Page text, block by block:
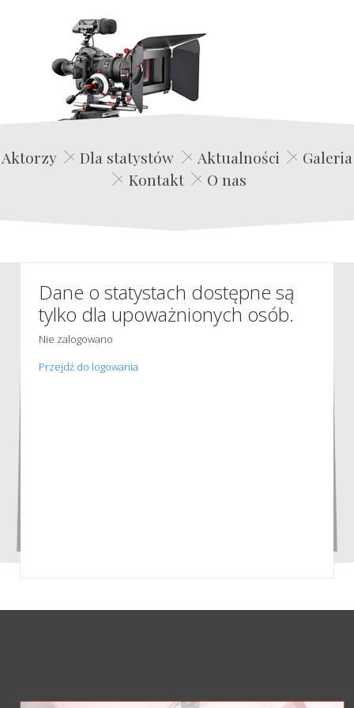
Edwin Film Agencja Aktorska
Aktorzy Dla statystów Aktualności
Galeria
Kontakt
O nas
Dane o statystach dostępne są
tylko dla upoważnionych osób.
Nie zalogowano
Przejdź do logowania